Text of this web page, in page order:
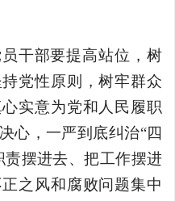
干部要提高站位，树
党性原则，树牢群众
实意为党和人民履职
心，一严到底纠治“四
责摆进去、把工作摆进
之风和腐败问题集中